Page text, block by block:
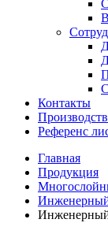
Контакты
Референс
Главная
Продукция